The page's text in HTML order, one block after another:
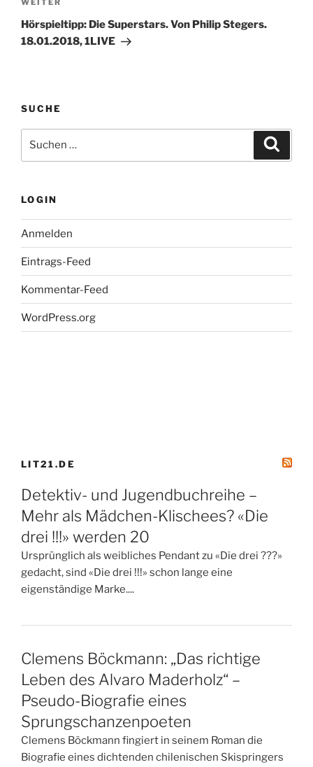
Nächster
Beitrag
WEITER
Hörspieltipp: Die Superstars. Von Philip Stegers.
18.01.2018, 1LIVE
SUCHE
nach:
LOGIN
Anmelden
Eintrags-Feed
Kommentar-Feed
WordPress.org
LIT21.DE
Detektiv- und Jugendbuchreihe –
Mehr als Mädchen-Klischees? «Die
drei !!!» werden 20
Ursprünglich als weibliches Pendant zu «Die drei ???»
gedacht, sind «Die drei !!!» schon lange eine
eigenständige Marke....
Clemens Böckmann: „Das richtige
Leben des Alvaro Maderholz“ –
Pseudo-Biografie eines
Sprungschanzenpoeten
Clemens Böckmann fingiert in seinem Roman die
Biografie eines dichtenden chilenischen Skispringers